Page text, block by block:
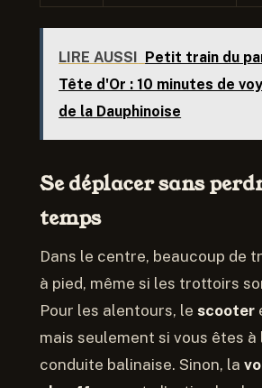
LIRE AUSSI
Petit train du
Tête d'Or : 10 minutes de
de la Dauphinoise
Se déplacer sans
temps
Dans le centre, beaucoup de
à pied, même si les trottoirs
Pour les alentours, le scooter
mais seulement si vous êtes à
conduite balinaise. Sinon, la